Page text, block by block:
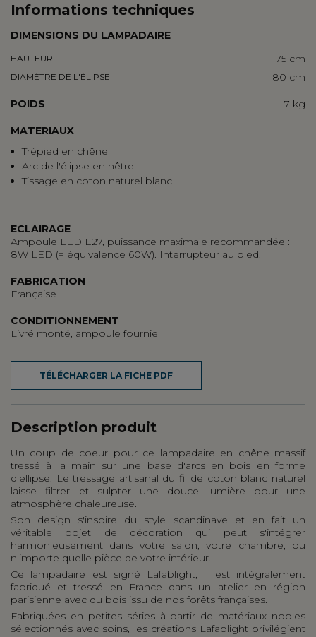
Informations techniques
DIMENSIONS DU LAMPADAIRE
HAUTEUR 175 cm
DIAMÈTRE DE L'ÉLIPSE 80 cm
POIDS 7 kg
MATERIAUX
Trépied en chêne
Arc de l'élipse en hêtre
Tissage en coton naturel blanc
ECLAIRAGE
Ampoule LED E27, puissance maximale recommandée :
8W LED (= équivalence 60W). Interrupteur au pied.
FABRICATION
Française
CONDITIONNEMENT
Livré monté, ampoule fournie
TÉLÉCHARGER LA FICHE PDF
Description produit
Un coup de coeur pour ce lampadaire en chêne massif
tressé à la main sur une base d'arcs en bois en forme
d'ellipse. Le tressage artisanal du fil de coton blanc naturel
laisse filtrer et sulpter une douce lumière pour une
atmosphère chaleureuse.
Son design s'inspire du style scandinave et en fait un
véritable objet de décoration qui peut s'intégrer
harmonieusement dans votre salon, votre chambre, ou
n'importe quelle pièce de votre intérieur.
Ce lampadaire est signé Lafablight, il est intégralement
fabriqué et tressé en France dans un atelier en région
parisienne avec du bois issu de nos forêts françaises.
Fabriquées en petites séries à partir de matériaux nobles
sélectionnés avec soins, les créations Lafablight privilégient